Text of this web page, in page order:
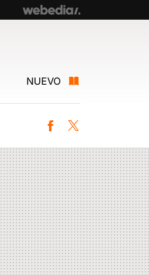
NUEVO
Facebook